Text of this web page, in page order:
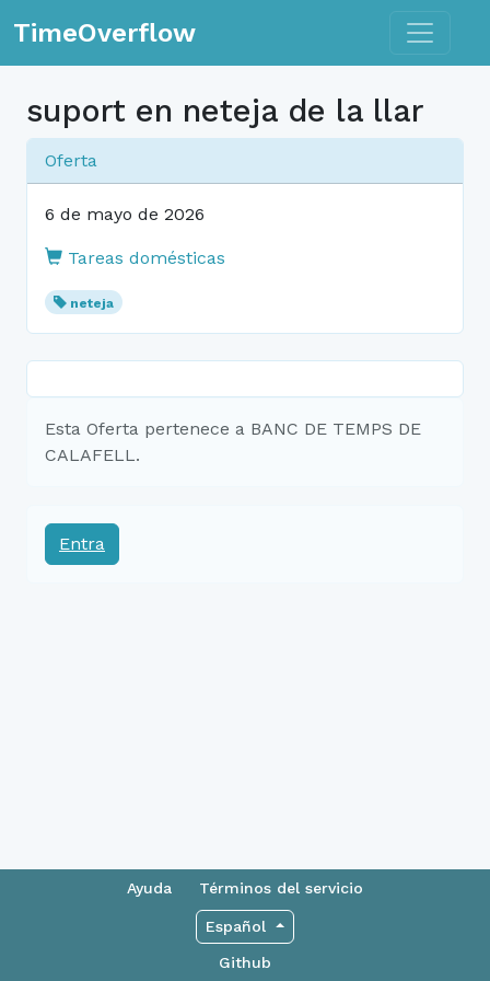
TimeOverflow Toggle
suport en neteja de la llar
Oferta
6 de mayo de 2026
Tareas domésticas
neteja
Esta Oferta pertenece a BANC DE TEMPS DE
CALAFELL.
Entra
Ayuda Términos del servicio
Español
Github